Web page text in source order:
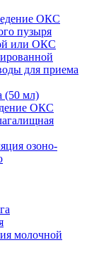
ОКС
пузыря
или ОКС
для приема
(50 мл)
ОКС
озоно-
молочной